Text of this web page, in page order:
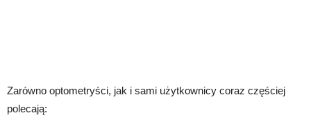
Zarówno optometryści, jak i sami użytkownicy coraz częściej
polecają: